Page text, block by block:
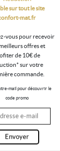
sur tout le site
mat.fr
vous pour recevoir
offres et
de 10€ de
sur votre
commande.
mail pour découvrir le
code promo
Envoyer